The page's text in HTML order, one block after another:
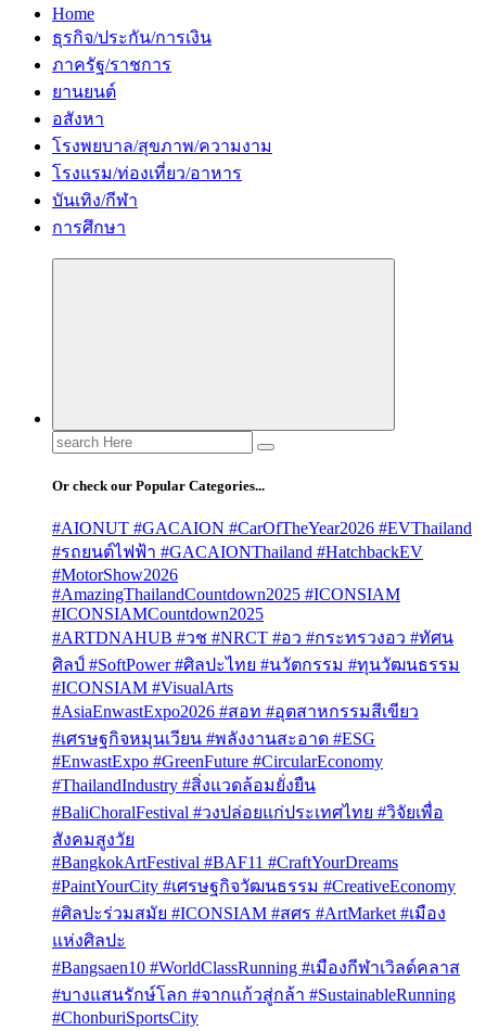
Home
ธุรกิจ/ประกัน/การเงิน
ภาครัฐ/ราชการ
ยานยนต์
อสังหา
โรงพยบาล/สุขภาพ/ความงาม
โรงแรม/ท่องเที่ยว/อาหาร
บันเทิง/กีฬา
การศึกษา
Search
for:
Or check our Popular Categories...
#AIONUT #GACAION #CarOfTheYear2026 #EVThailand
#รถยนต์ไฟฟ้า #GACAIONThailand #HatchbackEV
#MotorShow2026
#AmazingThailandCountdown2025 #ICONSIAM
#ICONSIAMCountdown2025
#ARTDNAHUB #วช #NRCT #อว #กระทรวงอว #ทัศน
ศิลป์ #SoftPower #ศิลปะไทย #นวัตกรรม #ทุนวัฒนธรรม
#ICONSIAM #VisualArts
#AsiaEnwastExpo2026 #สอท #อุตสาหกรรมสีเขียว
#เศรษฐกิจหมุนเวียน #พลังงานสะอาด #ESG
#EnwastExpo #GreenFuture #CircularEconomy
#ThailandIndustry #สิ่งแวดล้อมยั่งยืน
#BaliChoralFestival #วงปล่อยแก่ประเทศไทย #วิจัยเพื่อ
สังคมสูงวัย
#BangkokArtFestival #BAF11 #CraftYourDreams
#PaintYourCity #เศรษฐกิจวัฒนธรรม #CreativeEconomy
#ศิลปะร่วมสมัย #ICONSIAM #สศร #ArtMarket #เมือง
แห่งศิลปะ
#Bangsaen10 #WorldClassRunning #เมืองกีฬาเวิลด์คลาส
#บางแสนรักษ์โลก #จากแก้วสู่กล้า #SustainableRunning
#ChonburiSportsCity